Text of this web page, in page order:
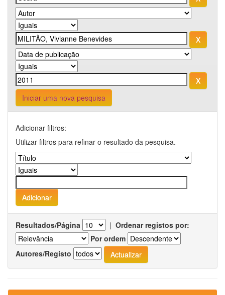
Iniciar uma nova pesquisa
Adicionar filtros:
Utilizar filtros para refinar o resultado da pesquisa.
Resultados/Página | Ordenar registos por:
Por ordem
Autores/Registo